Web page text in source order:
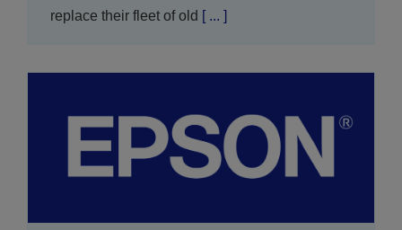
replace their fleet of old [ ... ]